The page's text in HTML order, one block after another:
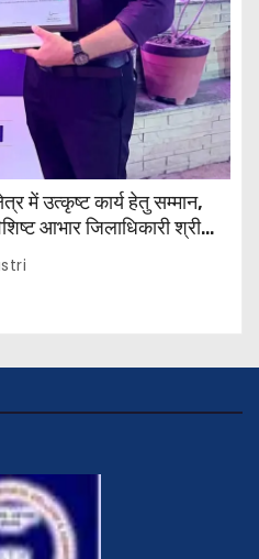
में उत्कृष्ट कार्य हेतु सम्मान,
आभार जिलाधिकारी श्री
आरक्षी अधीक्षक श्री पूरन झा
एवं ब्यूरो चीफ श्री नीरज